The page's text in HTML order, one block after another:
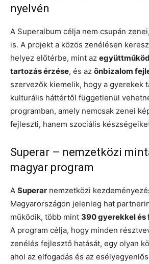
nyelvén
A Superalbum célja nem csupán
is. A projekt a közös zenélésen
helyez előtérbe, mint az
tartozás érzése, és az önbizalom
szervezők kiemelik, hogy a gyerekek
kulturális háttértől függetlenül
programban, amely nemcsak zenei
fejleszti, hanem szociális
Superar – nemzetközi
magyar program
A Superar nemzetközi
Magyarországon jelenleg hat
működik, több mint 390 gyerekkel és
A program célja, hogy minden
zenélés fejlesztő hatását, egy olyan
ahol az elfogadás és az